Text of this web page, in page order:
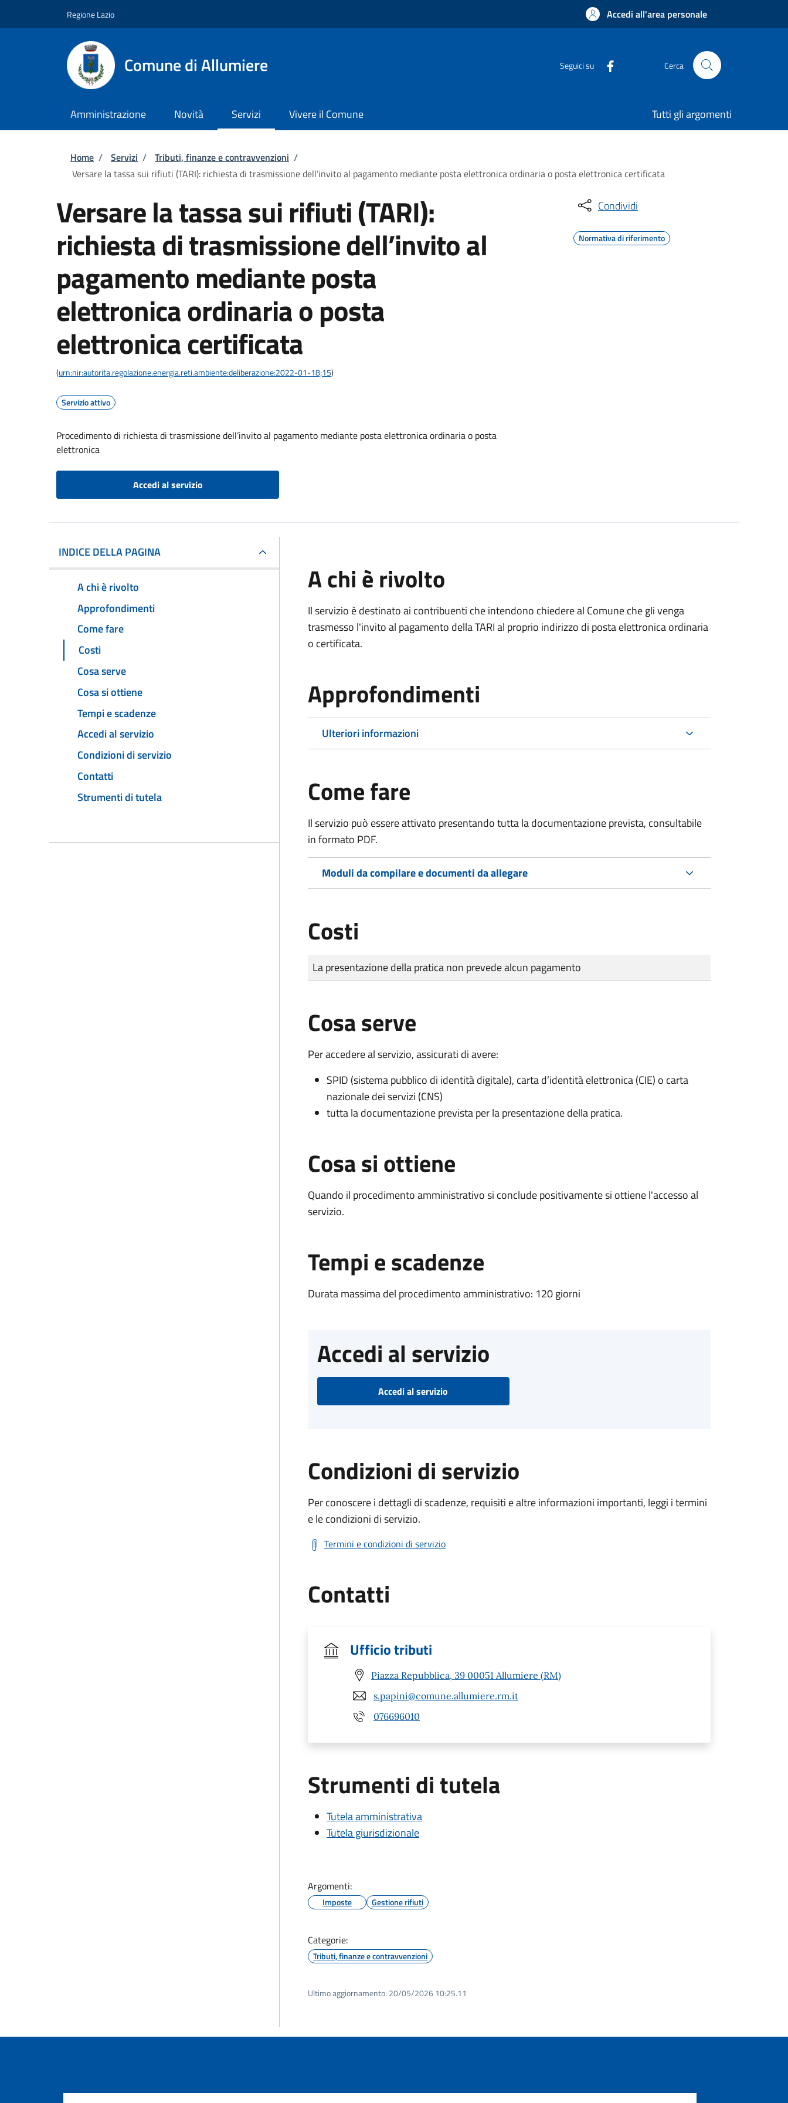
Regione Lazio Accedi all'area personale
Comune di Allumiere Seguici su Cerca
Amministrazione Novità Servizi Vivere il Comune Tutti gli argomenti
Briciole di pane
Home / Servizi / Tributi, finanze e contravvenzioni /
Versare la tassa sui rifiuti (TARI): richiesta di trasmissione dell’invito al pagamento mediante posta elettronica ordinaria o posta elettronica certificata
Versare la tassa sui rifiuti (TARI):
richiesta di trasmissione dell’invito al
pagamento mediante posta
elettronica ordinaria o posta
elettronica certificata
(urn:nir:autorita.regolazione.energia.reti.ambiente:deliberazione:2022-01-18;15)
Servizio attivo
Procedimento di richiesta di trasmissione dell’invito al pagamento mediante posta elettronica ordinaria o posta
elettronica
Accedi al servizio
Condividi
Normativa di riferimento
INDICE DELLA PAGINA
A chi è rivolto
Approfondimenti
Come fare
Costi
Cosa serve
Cosa si ottiene
Tempi e scadenze
Accedi al servizio
Condizioni di servizio
Contatti
Strumenti di tutela
A chi è rivolto
Il servizio è destinato ai contribuenti che intendono chiedere al Comune che gli venga
trasmesso l'invito al pagamento della TARI al proprio indirizzo di posta elettronica ordinaria
o certificata.
Approfondimenti
Ulteriori informazioni
Come fare
Il servizio può essere attivato presentando tutta la documentazione prevista, consultabile
in formato PDF.
Moduli da compilare e documenti da allegare
Costi
Tipo di pagamento
Importo
La presentazione della pratica non prevede alcun pagamento
Cosa serve
Per accedere al servizio, assicurati di avere:
SPID (sistema pubblico di identità digitale), carta d’identità elettronica (CIE) o carta
nazionale dei servizi (CNS)
tutta la documentazione prevista per la presentazione della pratica.
Cosa si ottiene
Quando il procedimento amministrativo si conclude positivamente si ottiene l'accesso al
servizio.
Tempi e scadenze
Durata massima del procedimento amministrativo: 120 giorni
Accedi al servizio
Accedi al servizio
Condizioni di servizio
Per conoscere i dettagli di scadenze, requisiti e altre informazioni importanti, leggi i termini
e le condizioni di servizio.
Termini e condizioni di servizio
Contatti
Ufficio tributi
Piazza Repubblica, 39 00051 Allumiere (RM)
s.papini@comune.allumiere.rm.it
076696010
Strumenti di tutela
Tutela amministrativa
Tutela giurisdizionale
Argomenti:
Imposte Gestione rifiuti
Categorie:
Tributi, finanze e contravvenzioni
Ultimo aggiornamento: 20/05/2026 10:25.11